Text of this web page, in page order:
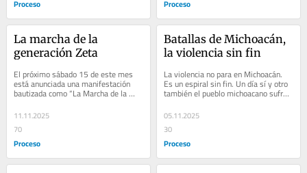
Proceso Proceso
La marcha de la
generación Zeta
El próximo sábado 15 de este mes
está anunciada una manifestación
bautizada como “La Marcha de la
su...
11.11.2025
70
Proceso
Batallas de Michoacán,
la violencia sin fin
La violencia no para en Michoacán.
Es un espiral sin fin. Un día sí y otro
también el pueblo michoacano sufre
los embates del crimen organizado...
05.11.2025
30
Proceso